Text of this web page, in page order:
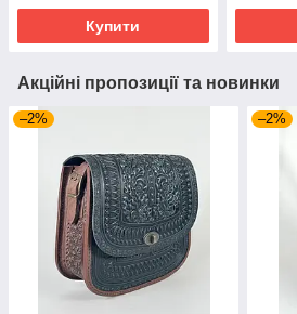
Купити
Акційні пропозиції та новинки
–2% –2%